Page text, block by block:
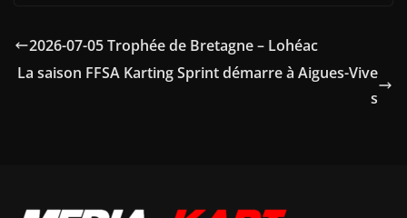
2026-07-05 Trophée de Bretagne – Lohéac
La saison FFSA Karting Sprint démarre à Aigues-Vive
s